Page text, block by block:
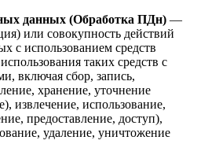
данных (Обработка ПДн) —
или совокупность действий
с использованием средств
таких средств с
включая сбор, запись,
хранение, уточнение
извлечение, использование,
предоставление, доступ),
удаление, уничтожение